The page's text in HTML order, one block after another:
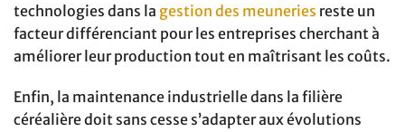
technologies dans la gestion des meuneries reste un
facteur différenciant pour les entreprises cherchant à
améliorer leur production tout en maîtrisant les coûts.
Enfin, la maintenance industrielle dans la filière
céréalière doit sans cesse s’adapter aux évolutions